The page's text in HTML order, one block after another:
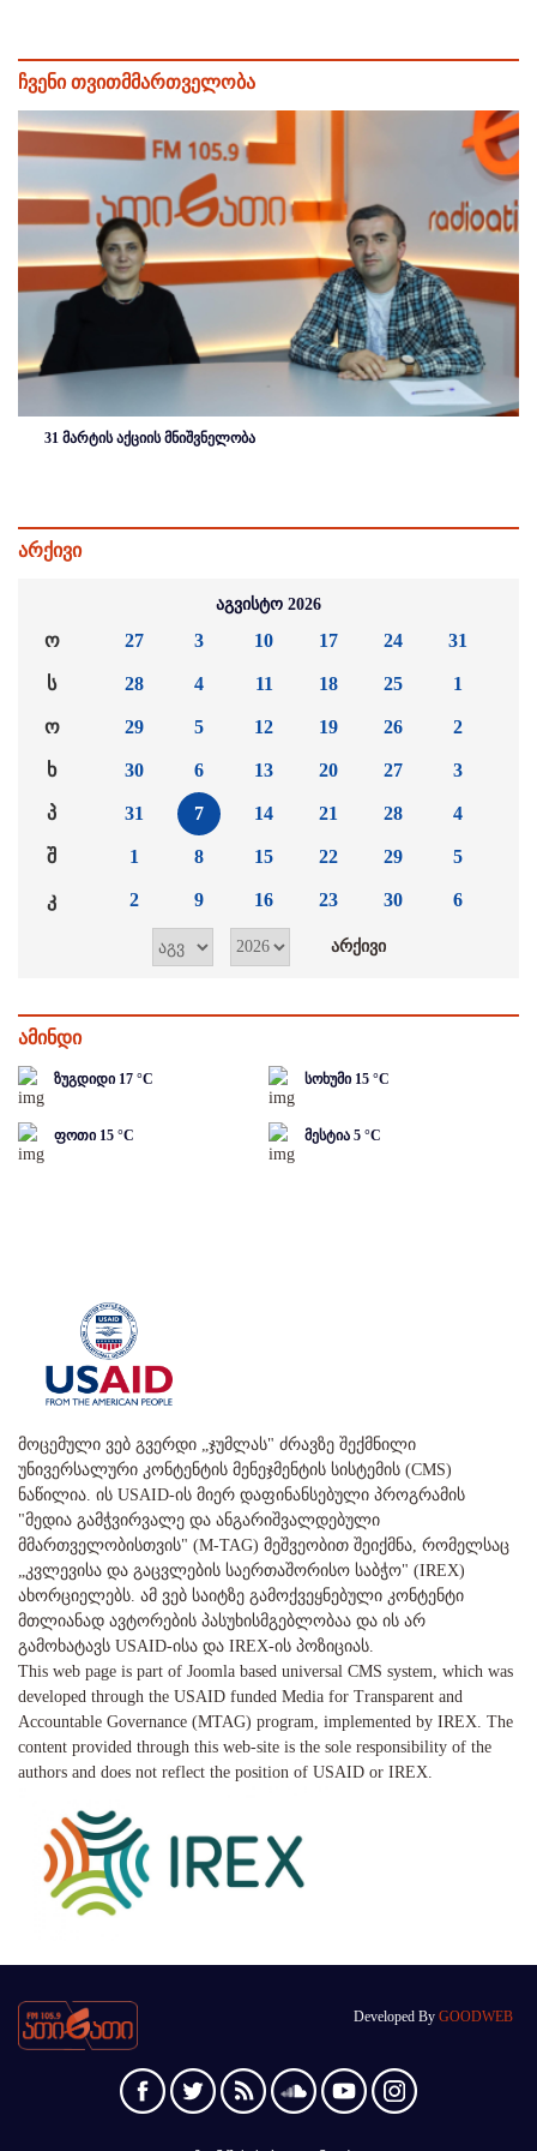
ჩვენი თვითმმართველობა
31 მარტის აქციის მნიშვნელობა
არქივი
აგვისტო 2026
ო
ს
ო
ხ
პ
შ
კ
27
28
29
30
31
1
2
3
4
5
6
7
8
9
10
11
12
13
14
15
16
17
18
19
20
21
22
23
24
25
26
27
28
29
30
31
1
2
3
4
5
6
ამინდი
ზუგდიდი 17 °C სოხუმი 15 °C
ფოთი 15 °C მესტია 5 °C
მოცემული ვებ გვერდი „ჯუმლას" ძრავზე შექმნილი
უნივერსალური კონტენტის მენეჯმენტის სისტემის (CMS)
ნაწილია. ის USAID-ის მიერ დაფინანსებული პროგრამის
"მედია გამჭვირვალე და ანგარიშვალდებული
მმართველობისთვის" (M-TAG) მეშვეობით შეიქმნა, რომელსაც
„კვლევისა და გაცვლების საერთაშორისო საბჭო" (IREX)
ახორციელებს. ამ ვებ საიტზე გამოქვეყნებული კონტენტი
მთლიანად ავტორების პასუხისმგებლობაა და ის არ
გამოხატავს USAID-ისა და IREX-ის პოზიციას.
This web page is part of Joomla based universal CMS system, which was
developed through the USAID funded Media for Transparent and
Accountable Governance (MTAG) program, implemented by IREX. The
content provided through this web-site is the sole responsibility of the
authors and does not reflect the position of USAID or IREX.
Developed By GOODWEB